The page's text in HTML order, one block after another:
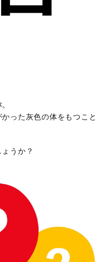
った灰色の体をもつこと
うか？